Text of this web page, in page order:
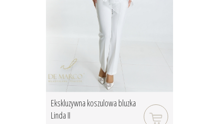
Ekskluzywna koszulowa bluzka
Linda II